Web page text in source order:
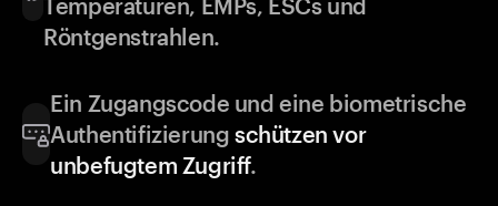
Temperaturen, EMPs, ESCs und
Röntgenstrahlen.
Ein Zugangscode und eine biometrische
Authentifizierung schützen vor
unbefugtem Zugriff.